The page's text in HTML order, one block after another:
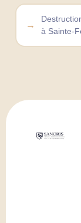
à Sainte-